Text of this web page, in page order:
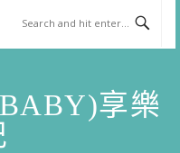
享樂